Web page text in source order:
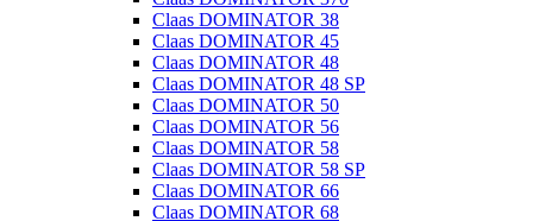
Claas DOMINATOR 38
Claas DOMINATOR 45
Claas DOMINATOR 48
Claas DOMINATOR 48 SP
Claas DOMINATOR 50
Claas DOMINATOR 56
Claas DOMINATOR 58
Claas DOMINATOR 58 SP
Claas DOMINATOR 66
Claas DOMINATOR 68